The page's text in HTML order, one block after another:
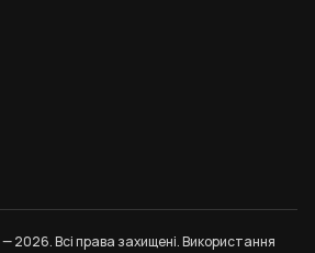
2026. Всі права захищені. Використання